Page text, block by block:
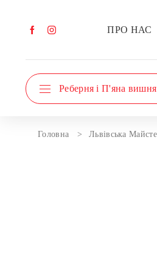
ПРО НАС
Реберня і П'яна вишня
Головна Львівська